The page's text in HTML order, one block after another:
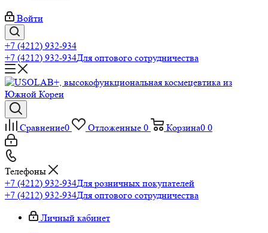
Войти
+7 (4212) 932-934
+7 (4212) 932-934Для оптового сотрудничества
Сравнение0 Отложенные 0 Корзина0 0
Телефоны
+7 (4212) 932-934Для розничных покупателей
+7 (4212) 932-934Для оптового сотрудничества
Личный кабинет